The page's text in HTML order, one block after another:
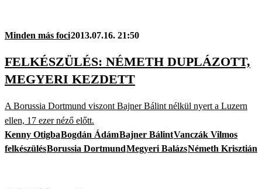
Minden más foci2013.07.16. 21:50
FELKÉSZÜLÉS: NÉMETH DUPLÁZOTT,
MEGYERI KEZDETT
A Borussia Dortmund viszont Bajner Bálint nélkül nyert a Luzern
ellen, 17 ezer néző előtt.
Kenny OtigbaBogdán ÁdámBajner BálintVanczák Vilmos
felkészülésBorussia DortmundMegyeri BalázsNémeth Krisztián